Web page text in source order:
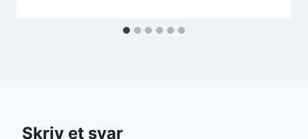
Skriv et svar